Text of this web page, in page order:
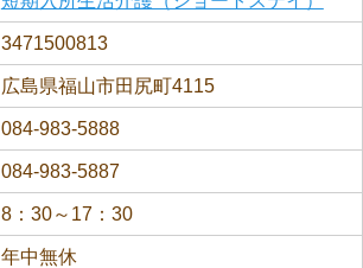
3471500813
広島県福山市田尻町4115
084-983-5888
084-983-5887
8：30～17：30
年中無休